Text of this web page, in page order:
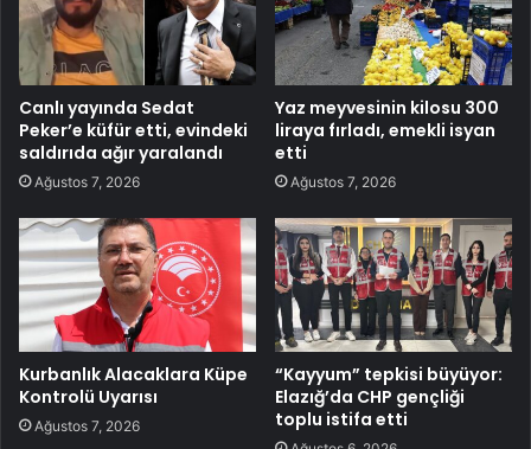
Canlı yayında Sedat
Peker’e küfür etti, evindeki
saldırıda ağır yaralandı
Ağustos 7, 2026
Yaz meyvesinin kilosu 300
liraya fırladı, emekli isyan
etti
Ağustos 7, 2026
Kurbanlık Alacaklara Küpe
Kontrolü Uyarısı
Ağustos 7, 2026
“Kayyum” tepkisi büyüyor:
Elazığ’da CHP gençliği
toplu istifa etti